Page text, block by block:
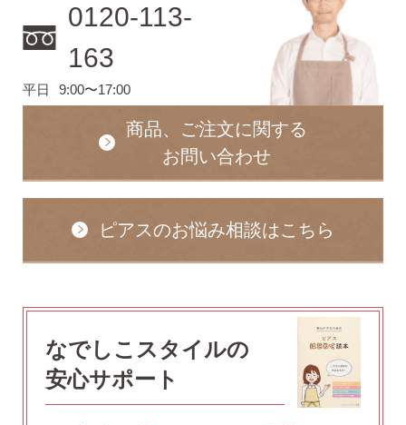
0120-113-
163
平日 9:00〜17:00
商品、ご注文に関する
お問い合わせ
ピアスのお悩み相談はこちら
なでしこスタイルの
安心サポート